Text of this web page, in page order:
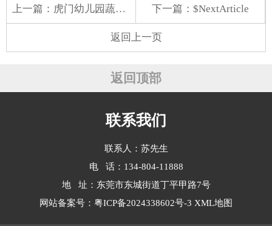
上一篇： 虎门幼儿园蔬菜配送收费 下一篇：$NextArticle
返回上一页
返回顶部
联系我们
联系人：苏先生
电 话：134-804-11888
地 址：东莞市东城街道丁平甲路7号
网站备案号： 粤ICP备2024338602号-3 XML地图